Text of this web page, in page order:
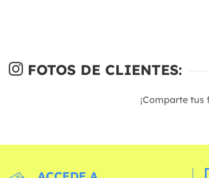
FOTOS DE CLIENTES:
¡Comparte